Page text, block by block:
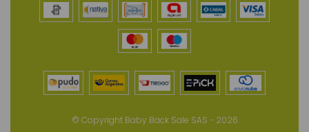
© Copyright Baby Back Sale SAS - 2026